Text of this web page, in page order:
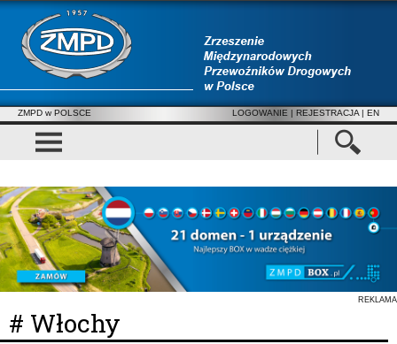
ZMPD w POLSCE LOGOWANIE | REJESTRACJA | EN
REKLAMA
# Włochy